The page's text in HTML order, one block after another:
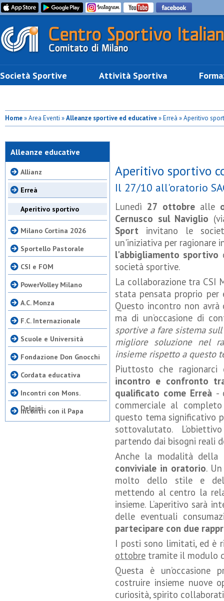
Società Sportive Attività Sportiva
Home» Area Eventi »Alleanze sportive ed educative» Erreà » Aperitivo
Alleanze educative
Allianz
Erreà
Aperitivo sportivo
Milano Cortina 2026
Sportello Pastorale
CSI e FOM
PowerVolley Milano
A.C. Monza
F.C. Internazionale
Scuole e Università
Fondazione Don Gnocchi
Cordata educativa
Incontri con Mons.
Delpini
Incontri con il Papa
Aperitivo sportivo
Il 27/10 all'oratorio
Lunedì 27 ottobrealle
Cernusco sul Naviglio
Sport invitano le
un'iniziativa per ragionare
l'abbigliamento sportivo
società sportive.
La collaborazione tra CSI
stata pensata proprio per
Questo incontro non avrà
ma di un’occasione di
sportive a fare sistema
migliore soluzione nel
insieme rispetto a questo
Piuttosto che
incontro e confronto
qualificato come Erreà -
commerciale al
questo tema significativo
sottovalutato.
partendo dai bisogni reali
Anche la modalità
conviviale in oratorio.
molto dello stile e del
mettendo al centro la
insieme. L’aperitivo sarà
delle eventuali
partecipare con due
I posti sono limitati, ed è
ottobre tramite il modulo
Questa è un’occasione
costruire insieme nuove
curiosità, spirito